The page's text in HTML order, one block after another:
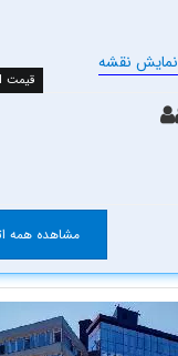
نمایش نقشه
قیمت 1 شب اقامت برای 2 نفر
مشاهده همه